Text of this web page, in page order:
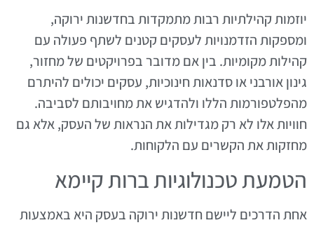
יוזמות קהילתיות רבות מתמקדות בחדשנות ירוקה,
ומספקות הזדמנויות לעסקים קטנים לשתף פעולה עם
קהילות מקומיות. בין אם מדובר בפרויקטים של מחזור,
גינון אורבני או סדנאות חינוכיות, עסקים יכולים להיתרם
מהפלטפורמות הללו ולהדגיש את מחויבותם לסביבה.
חוויות אלו לא רק מגדילות את הנראות של העסק, אלא גם
מחזקות את הקשרים עם הלקוחות.
הטמעת טכנולוגיות ברות קיימא
אחת הדרכים ליישם חדשנות ירוקה בעסק היא באמצעות